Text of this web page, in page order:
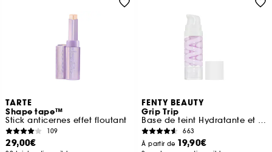
TARTE
Shape tape™
Stick anticernes effet floutant
109
29,00€
FENTY BEAUTY
Grip Trip
Base de teint Hydratante et Repulpante
663
À partir de 19,90€